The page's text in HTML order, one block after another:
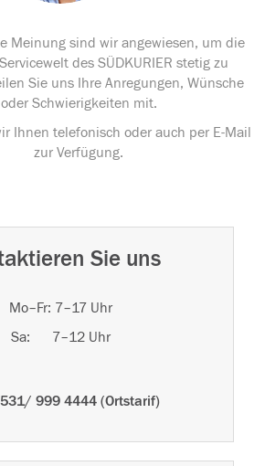
Meinung sind wir angewiesen, um die
des SÜDKURIER stetig zu
Sie uns Ihre Anregungen, Wünsche
oder Schwierigkeiten mit.
Ihnen telefonisch oder auch per E-Mail
zur Verfügung.
Sie uns
Mo–Fr: 7–17 Uhr
Sa: 7–12 Uhr
999 4444 (Ortstarif)